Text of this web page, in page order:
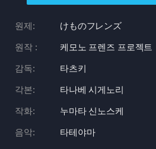
원제: けものフレンズ
원작 : 케모노 프렌즈 프로젝트
감독: 타츠키
각본: 타나베 시게노리
작화: 누마타 신노스케
음악: 타테야마